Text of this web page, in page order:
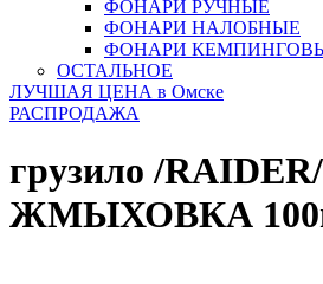
ФОНАРИ РУЧНЫЕ
ФОНАРИ НАЛОБНЫЕ
ФОНАРИ
ОСТАЛЬНОЕ
ЛУЧШАЯ ЦЕНА в Омске
РАСПРОДАЖА
грузило /RAIDER/
ЖМЫХОВКА